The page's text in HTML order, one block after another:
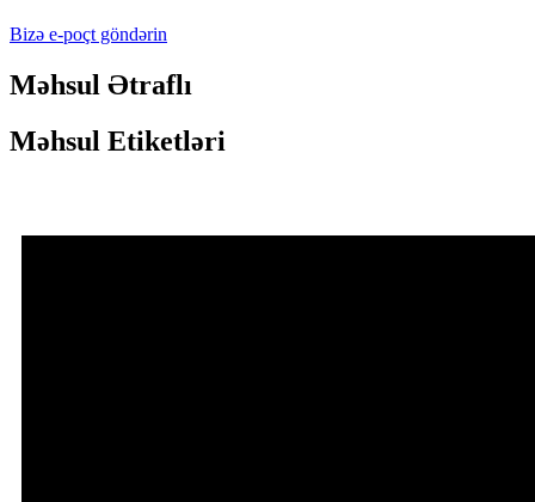
Bizə e-poçt göndərin
Məhsul Ətraflı
Məhsul Etiketləri